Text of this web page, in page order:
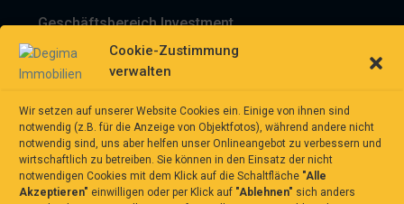
Cookie-Zustimmung
verwalten
Wir setzen auf unserer Website Cookies ein. Einige von ihnen sind
notwendig (z.B. für die Anzeige von Objektfotos), während andere nicht
notwendig sind, uns aber helfen unser Onlineangebot zu verbessern und
wirtschaftlich zu betreiben. Sie können in den Einsatz der nicht
notwendigen Cookies mit dem Klick auf die Schaltfläche "Alle
Akzeptieren" einwilligen oder per Klick auf "Ablehnen" sich anders
Geschäftsbereich Investment
D-90455 Nürnberg
+49 (0)911 93116218
hw.mellmann@degima-invest.de
Webseite
Termine nur nach Vereinbarung